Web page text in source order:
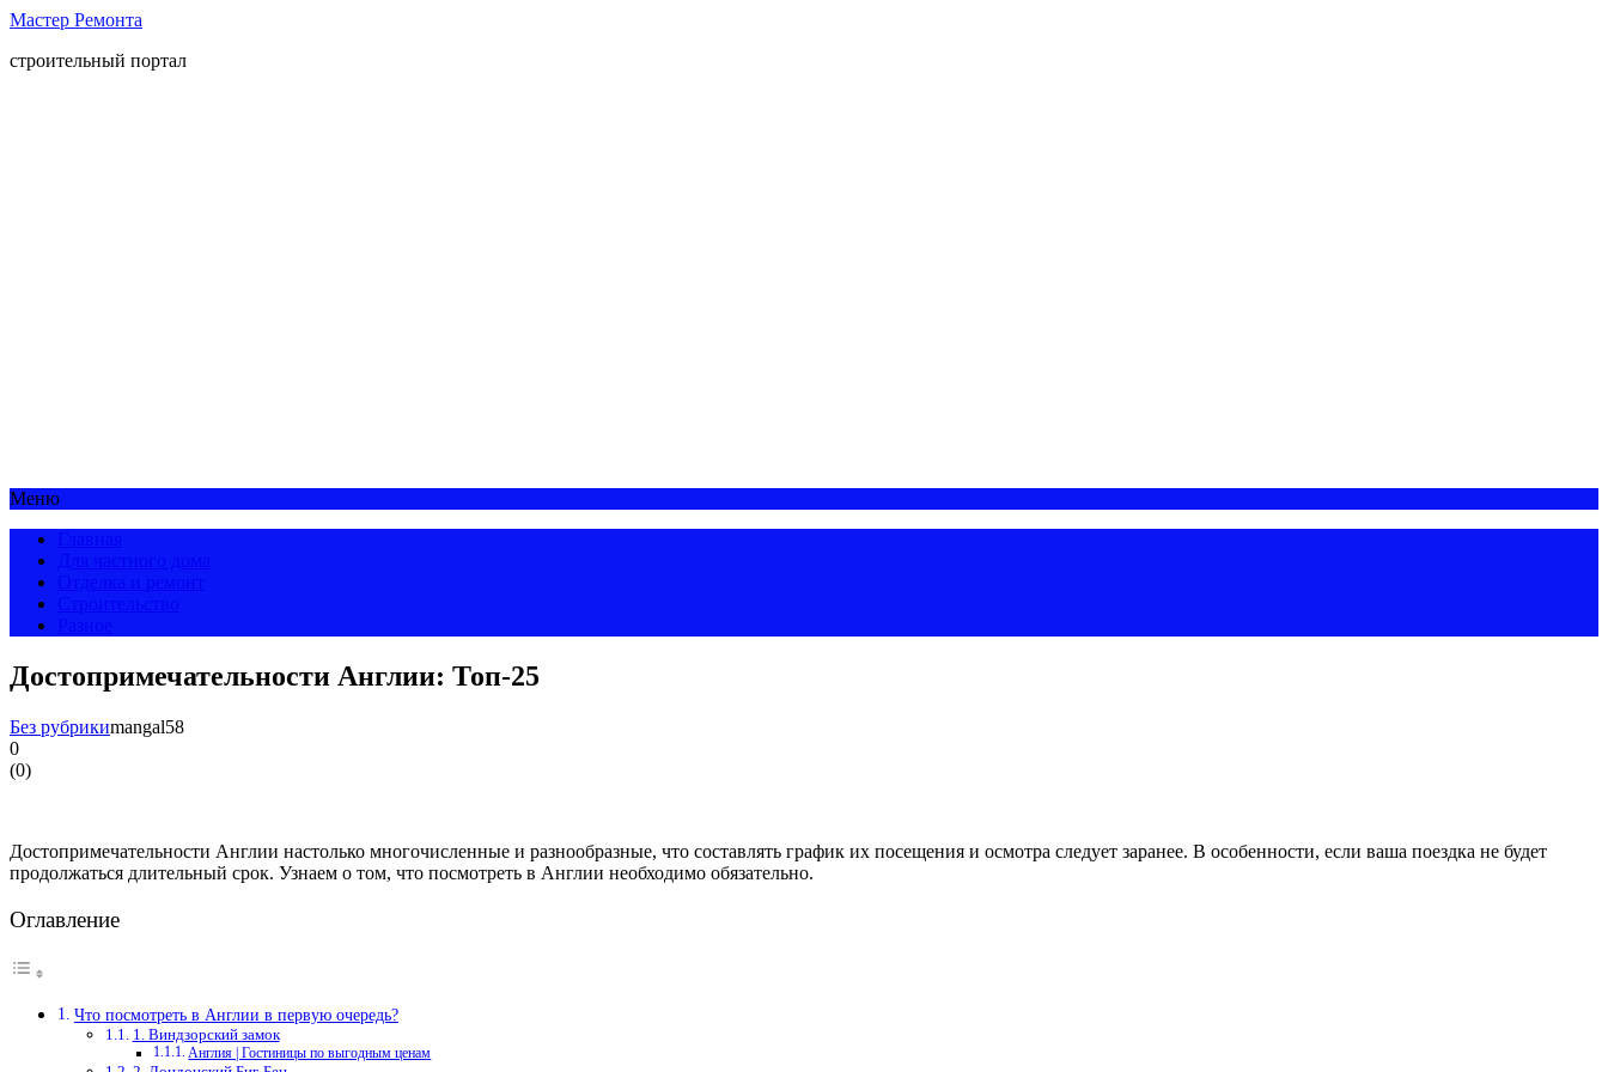
Мастер Ремонта
строительный портал
Меню
Достопримечательности Англии: Топ-25
Без рубрикиmangal58
0
(0)
Достопримечательности Англии настолько многочисленные и разнообразные, что составлять график их посещения и осмотра следует заранее. В особенности, если ваша поездка не будет
продолжаться длительный срок. Узнаем о том, что посмотреть в Англии необходимо обязательно.
Оглавление
Что посмотреть в Англии в первую очередь?
1. Виндзорский замок
Англия | Гостиницы по выгодным ценам